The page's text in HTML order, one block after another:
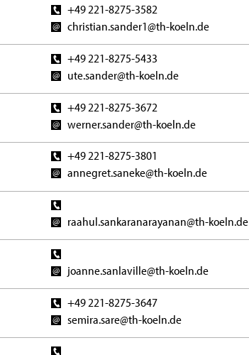
+49 221-8275-3582
christian.sander1@th-koeln.de
+49 221-8275-5433
ute.sander@th-koeln.de
+49 221-8275-3672
werner.sander@th-koeln.de
+49 221-8275-3801
annegret.saneke@th-koeln.de
raahul.sankaranarayanan@th-koeln.de
joanne.sanlaville@th-koeln.de
+49 221-8275-3647
semira.sare@th-koeln.de